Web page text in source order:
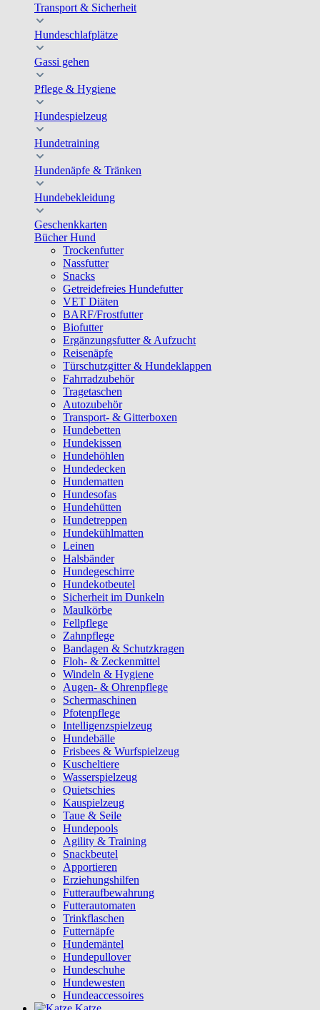
Transport & Sicherheit
Hundeschlafplätze
Gassi gehen
Pflege & Hygiene
Hundespielzeug
Hundetraining
Hundenäpfe & Tränken
Hundebekleidung
Geschenkkarten
Bücher Hund
Trockenfutter
Nassfutter
Snacks
Getreidefreies Hundefutter
VET Diäten
BARF/Frostfutter
Biofutter
Ergänzungsfutter & Aufzucht
Reisenäpfe
Türschutzgitter & Hundeklappen
Fahrradzubehör
Tragetaschen
Autozubehör
Transport- & Gitterboxen
Hundebetten
Hundekissen
Hundehöhlen
Hundedecken
Hundematten
Hundesofas
Hundehütten
Hundetreppen
Hundekühlmatten
Leinen
Halsbänder
Hundegeschirre
Hundekotbeutel
Sicherheit im Dunkeln
Maulkörbe
Fellpflege
Zahnpflege
Bandagen & Schutzkragen
Floh- & Zeckenmittel
Windeln & Hygiene
Augen- & Ohrenpflege
Schermaschinen
Pfotenpflege
Intelligenzspielzeug
Hundebälle
Frisbees & Wurfspielzeug
Kuscheltiere
Wasserspielzeug
Quietschies
Kauspielzeug
Taue & Seile
Hundepools
Agility & Training
Snackbeutel
Apportieren
Erziehungshilfen
Futteraufbewahrung
Futterautomaten
Trinkflaschen
Futternäpfe
Hundemäntel
Hundepullover
Hundeschuhe
Hundewesten
Hundeaccessoires